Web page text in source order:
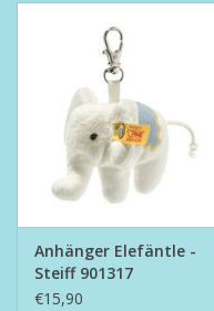
Wannahaves
TekstKado
Wens & Postkaarten
Merken
Anhänger Elefäntle -
Steiff 901317
€15,90